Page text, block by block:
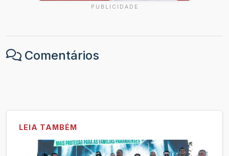
PUBLICIDADE
Comentários
LEIA TAMBÉM